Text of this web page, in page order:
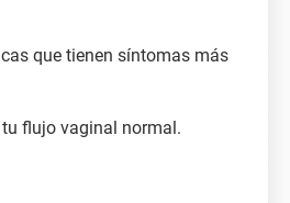
que tienen síntomas más
flujo vaginal normal.